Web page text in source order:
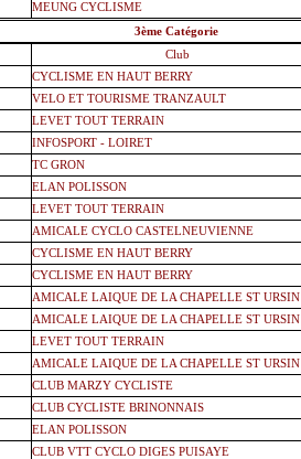
MEUNG CYCLISME
3ème Catégorie
Club
CYCLISME EN HAUT BERRY
VELO ET TOURISME TRANZAULT
LEVET TOUT TERRAIN
INFOSPORT - LOIRET
TC GRON
ELAN POLISSON
LEVET TOUT TERRAIN
AMICALE CYCLO CASTELNEUVIENNE
CYCLISME EN HAUT BERRY
CYCLISME EN HAUT BERRY
AMICALE LAIQUE DE LA CHAPELLE ST URSIN
AMICALE LAIQUE DE LA CHAPELLE ST URSIN
LEVET TOUT TERRAIN
AMICALE LAIQUE DE LA CHAPELLE ST URSIN
CLUB MARZY CYCLISTE
CLUB CYCLISTE BRINONNAIS
ELAN POLISSON
CLUB VTT CYCLO DIGES PUISAYE